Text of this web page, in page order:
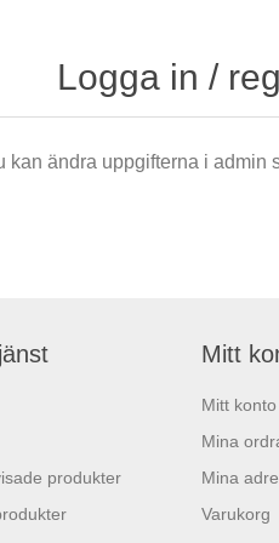
Logga in /
kan ändra uppgifterna i admin
produkter
Mitt
Mitt konto
Mina
Mina
Varukorg